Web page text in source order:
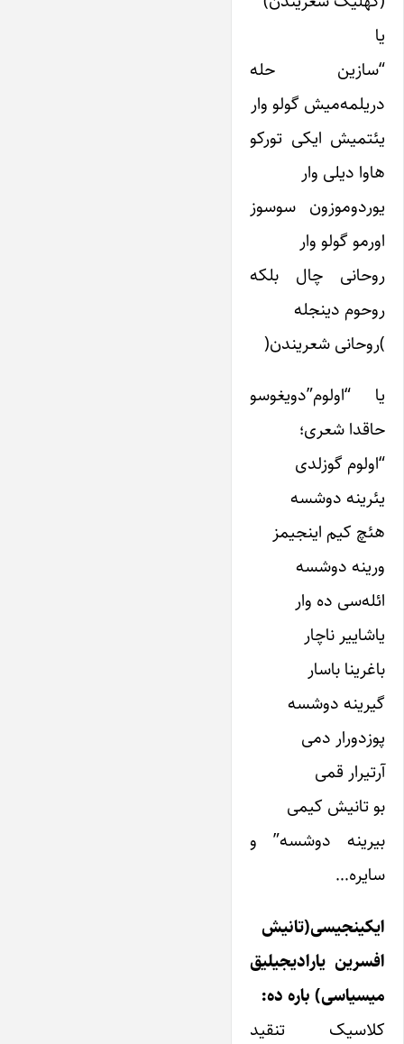
یا
“سازین حله
دریلمه‌میش گولو وار
یئتمیش ایکی تورکو
هاوا دیلی وار
یوردوموزون سوسوز
اورمو گولو وار
روحانی چال بلکه
روحوم دینجله
)روحانی شعریندن(
یا “اولوم”دویغوسو
حاقدا شعری؛
“اولوم گوزلدی
یئرینه دوشسه
هئچ کیم اینجیمز
ورینه دوشسه
ائله‌سی ده وار
یاشاییر ناچار
باغرینا باسار
گیرینه دوشسه
پوزدورار دمی
آرتیرار قمی
بو تانیش کیمی
بیرینه دوشسه” و
سایره…
ایکینجیسی(تانیش
افسرین یارادیجیلیق
میسیاسی) باره ده:
کلاسیک تنقید